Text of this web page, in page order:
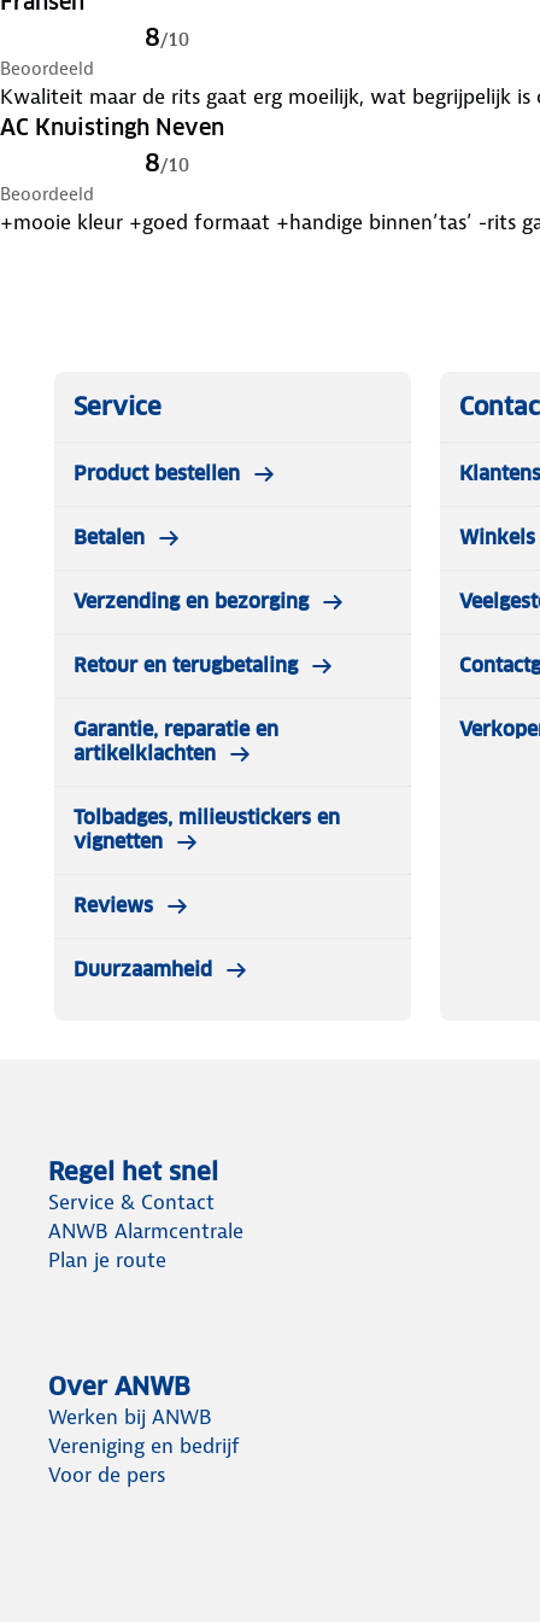
8/10
Beoordeeld
Kwaliteit maar de rits gaat erg moeilijk, wat begrijpelijk
AC Knuistingh Neven
8/10
Beoordeeld
+mooie kleur +goed formaat +handige binnen’tas’ -rits
Service
Product bestellen
Betalen
Verzending en bezorging
Retour en terugbetaling
Garantie, reparatie en
artikelklachten
Tolbadges, milieustickers en
vignetten
Reviews
Duurzaamheid
Regel het snel
Service & Contact
ANWB Alarmcentrale
Plan je route
Over ANWB
Werken bij ANWB
Vereniging en bedrijf
Voor de pers